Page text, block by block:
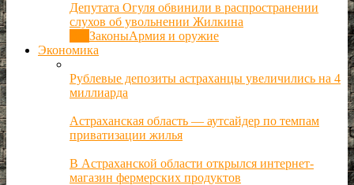
Депутата Огуля обвинили в распространении
слухов об увольнении Жилкина
ЗаконыАрмия и оружие
Экономика
Рублевые депозиты астраханцы увеличились на 4
миллиарда
Астраханская область — аутсайдер по темпам
приватизации жилья
В Астраханской области открылся интернет-
магазин фермерских продуктов